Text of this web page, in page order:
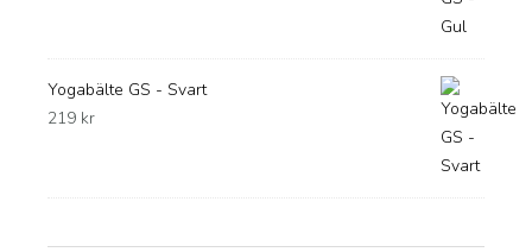
Yogabälte GS - Svart
219 kr